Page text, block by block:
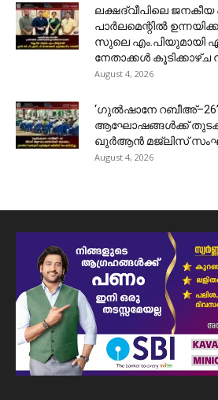
ലക്ഷദ്വീപിലെ ജനകീയ
പാർലമെന്റിൽ
സുലെ എം.പിയുമായി
നേതാക്കൾ കൂടിക്കാഴ്ച
August 4, 2026
‘ഗുൽഷാനേ റബീഅ്–26’
ആഘോഷങ്ങൾക്ക്
ഖുർആൻ മജ്‌ലിസ്
August 4, 2026